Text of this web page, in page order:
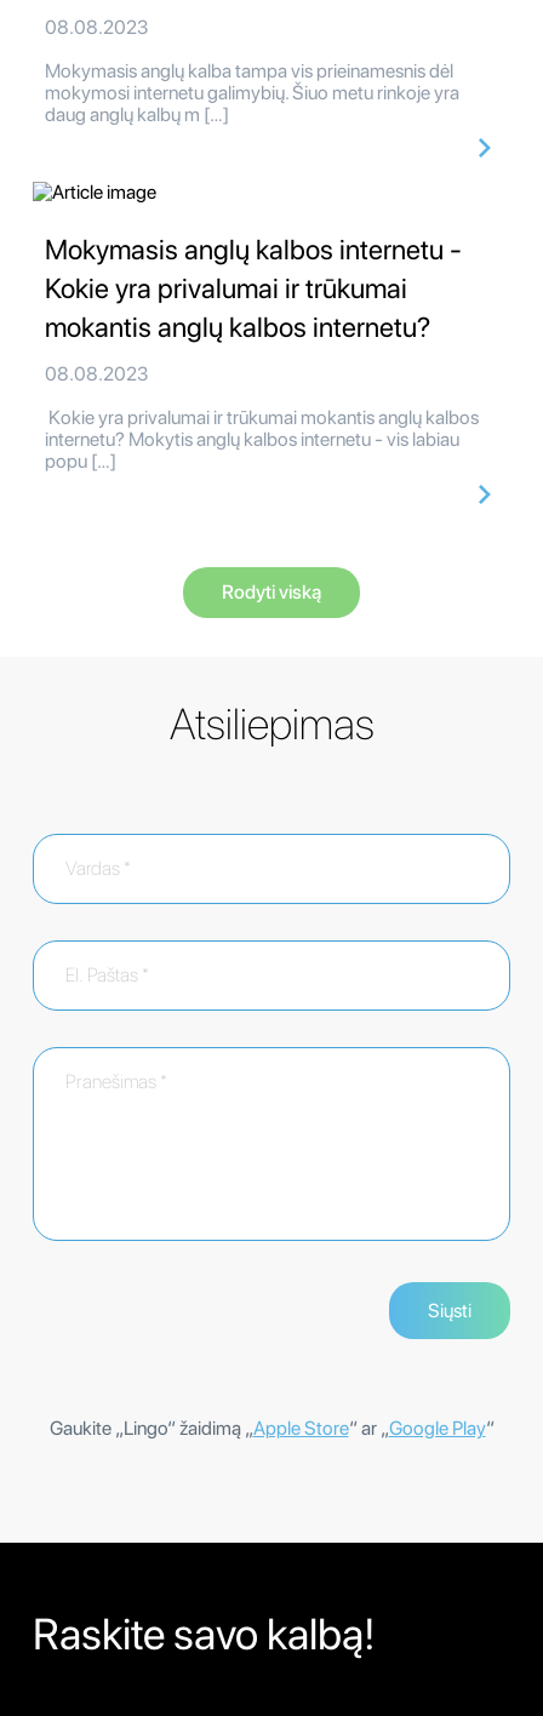
08.08.2023
Mokymasis anglų kalba tampa vis prieinamesnis dėl
mokymosi internetu galimybių. Šiuo metu rinkoje yra
daug anglų kalbų m […]
Mokymasis anglų kalbos internetu -
Kokie yra privalumai ir trūkumai
mokantis anglų kalbos internetu?
08.08.2023
Kokie yra privalumai ir trūkumai mokantis anglų kalbos
internetu? Mokytis anglų kalbos internetu - vis labiau
popu […]
Rodyti viską
Atsiliepimas
Gaukite „Lingo“ žaidimą „Apple Store“ ar „Google Play“
Raskite savo kalbą!